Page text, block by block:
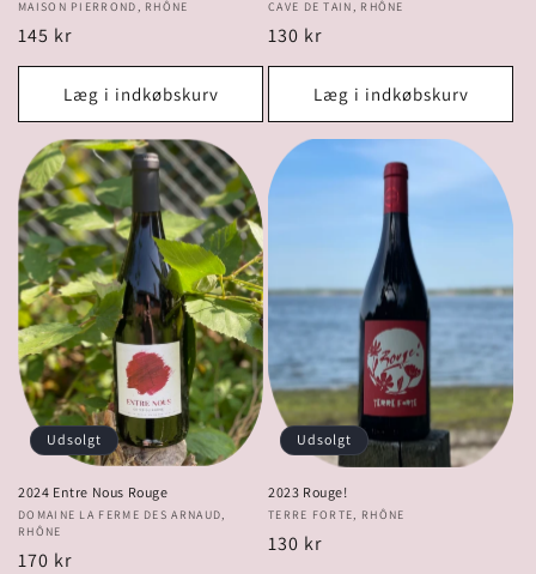
Forhandler:
MAISON PIERROND, RHÔNE
Normalpris
145 kr
Læg i indkøbskurv
Forhandler:
CAVE DE TAIN, RHÔNE
Normalpris
130 kr
Læg i indkøbskurv
Udsolgt
2024 Entre Nous Rouge
Forhandler:
DOMAINE LA FERME DES ARNAUD,
RHÔNE
Normalpris
170 kr
Udsolgt
2023 Rouge!
Forhandler:
TERRE FORTE, RHÔNE
Normalpris
130 kr